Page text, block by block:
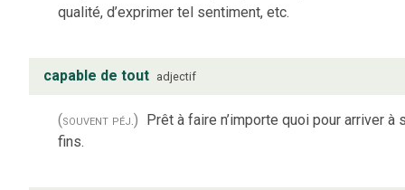
qualité, d’exprimer tel sentiment, etc.
capable de tout adjectif
(souvent péj.) Prêt à faire n’importe quoi pour arriver à
fins.